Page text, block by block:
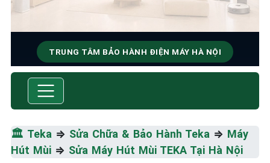
TRUNG TÂM BẢO HÀNH ĐIỆN MÁY HÀ NỘI
SỬA CHỮA & BẢO HÀNH TEKA
Tốc Độ Tối Đa • Chất Lượng Tối Ưu • Chi Phí Tối
☎️ 09.86.85.89.22
🏛️ Teka ⇒ Sửa Chữa & Bảo Hành Teka ⇒ Máy
Hút Mùi ⇒ Sửa Máy Hút Mùi TEKA Tại Hà Nội